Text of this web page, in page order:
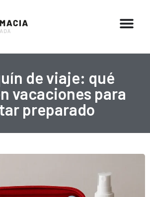
de viaje: qué
vacaciones para
preparado